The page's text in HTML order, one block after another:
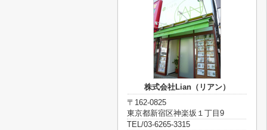
株式会社Lian（リアン）
〒162-0825
東京都新宿区神楽坂１丁目9
TEL/03-6265-3315